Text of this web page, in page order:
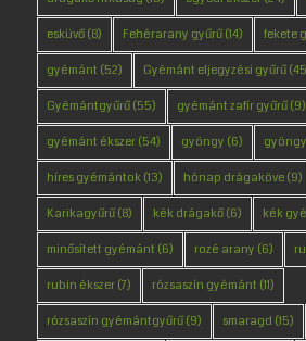
esküvő(8) Fehérarany gyűrű(14) fekete
gyémánt (52) Gyémánt eljegyzési gyűrű
Gyémántgyűrű(55) gyémánt zafír gyűrű(9)
gyémánt ékszer(54) gyöngy (6)
híres gyémántok(13) hónap drágaköve(9)
Karikagyűrű(8) kék drágakő(6) kék
minősített gyémánt (6) rozé arany (6)
rubin ékszer(7) rózsaszín gyémánt (11)
rózsaszín gyémántgyűrű(9) smaragd (15)